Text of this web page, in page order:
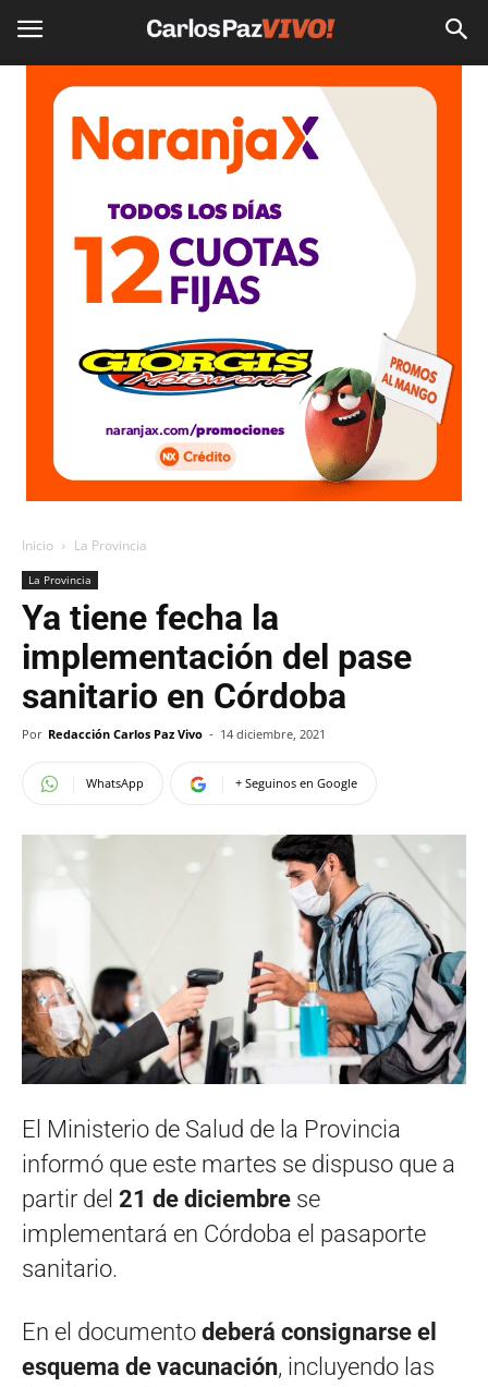
Inicio La Provincia
La Provincia
Ya tiene fecha la
implementación del pase
sanitario en Córdoba
Por Redacción Carlos Paz Vivo - 14 diciembre, 2021
WhatsApp + Seguinos en Google
El Ministerio de Salud de la Provincia
informó que este martes se dispuso que a
partir del 21 de diciembre se
implementará en Córdoba el pasaporte
sanitario.
En el documento deberá consignarse el
esquema de vacunación, incluyendo las